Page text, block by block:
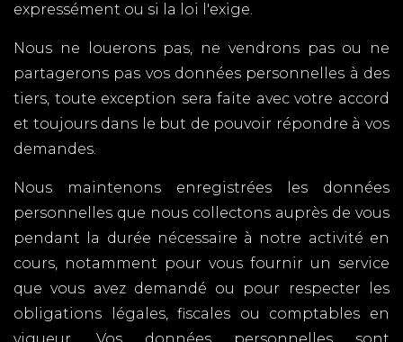
expressément ou si la loi l'exige.
Nous ne louerons pas, ne vendrons pas ou ne
partagerons pas vos données personnelles à des
tiers, toute exception sera faite avec votre accord
et toujours dans le but de pouvoir répondre à vos
demandes.
Nous maintenons enregistrées les données
personnelles que nous collectons auprès de vous
pendant la durée nécessaire à notre activité en
cours, notamment pour vous fournir un service
que vous avez demandé ou pour respecter les
obligations légales, fiscales ou comptables en